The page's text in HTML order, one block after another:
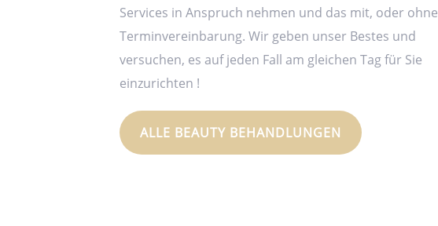
Services in Anspruch nehmen und das mit, oder ohne
Terminvereinbarung. Wir geben unser Bestes und
versuchen, es auf jeden Fall am gleichen Tag für Sie
einzurichten !
ALLE BEAUTY BEHANDLUNGEN